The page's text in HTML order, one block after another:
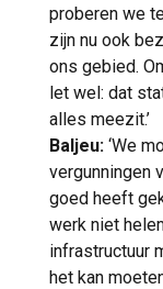
proberen we
zijn nu ook
ons gebied.
let wel: dat
alles meezit.’
Baljeu: ‘We
vergunningen
goed heeft
werk niet
infrastructuur
het kan